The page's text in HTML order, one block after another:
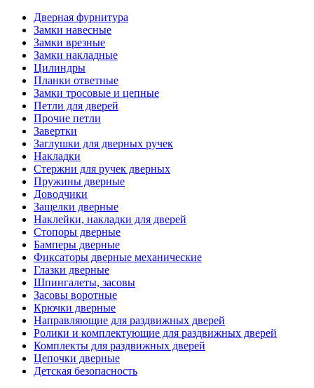
Дверная фурнитура
Замки навесные
Замки врезные
Замки накладные
Цилиндры
Планки ответные
Замки тросовые и цепные
Петли для дверей
Прочие петли
Завертки
Заглушки для дверных ручек
Накладки
Стержни для ручек дверных
Пружины дверные
Доводчики
Защелки дверные
Наклейки, накладки для дверей
Стопоры дверные
Бамперы дверные
Фиксаторы дверные механические
Глазки дверные
Шпингалеты, засовы
Засовы воротные
Крючки дверные
Направляющие для раздвижных дверей
Ролики и комплектующие для раздвижных дверей
Комплекты для раздвижных дверей
Цепочки дверные
Детская безопасность